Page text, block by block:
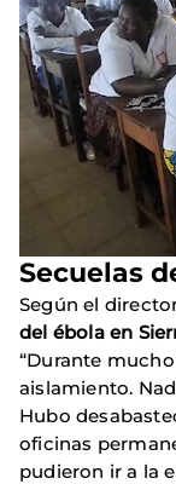
Secuelas
Según el
del ébola en
“Durante
aislamiento.
Hubo
oficinas
pudieron ir a la